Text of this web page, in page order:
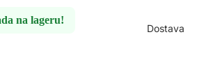
Dostava
na lageru!